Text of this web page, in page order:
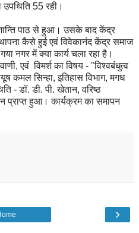
55 रही।
पाठ से हुआ। उसके बाद केंद्र
कैसे हुई एवं विवेकानंद केंद्र समाज
नगर में क्या कार्य चला रहा है।
एवं विमर्श का विषय - "विश्वबंधुत्व
कमल सिन्हा, इतिहास विभाग, मगध
- डॉ. डी. पी. खेतान, वरिष्ठ
प्राप्त हुआ। कार्यक्रम का समापन
›